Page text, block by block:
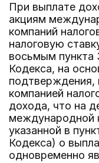
При выплате
акциям
компаний
налоговую
восьмым пункта
Кодекса, на
подтверждения,
компанией
дохода, что на
международной
указанной в
Кодекса) о
одновременно